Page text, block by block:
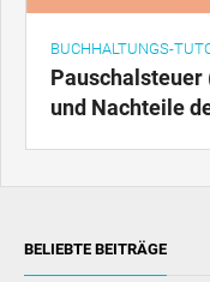
BUCHHALTUNGS-
und Nachteile
BELIEBTE BEITRÄGE